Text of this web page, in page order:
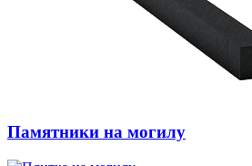
Памятники на могилу